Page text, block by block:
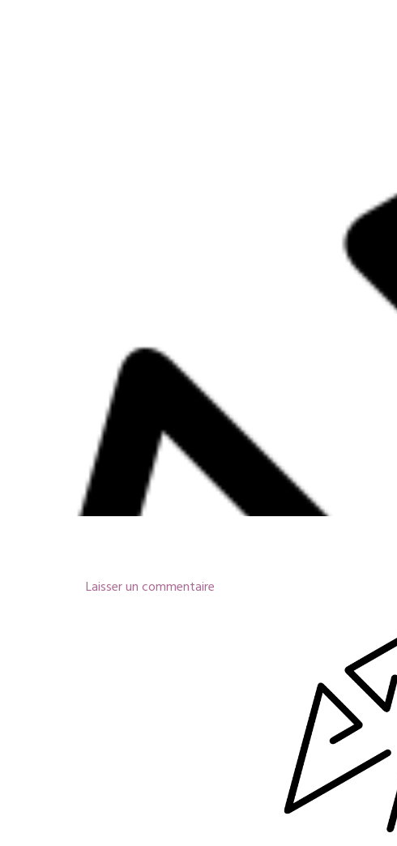
logo-
Laisser un commentaire